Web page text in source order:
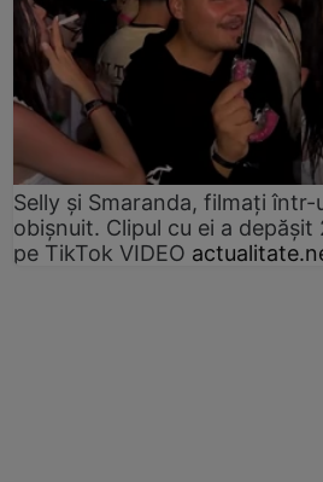
Selly și Smaranda, filmați
obișnuit. Clipul cu ei a
pe TikTok VIDEO